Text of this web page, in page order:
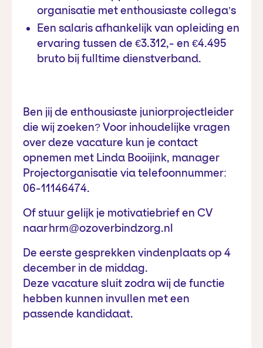
organisatie met enthousiaste collega’s
Een salaris afhankelijk van opleiding en
ervaring tussen de €3.312,- en €4.495
bruto bij fulltime dienstverband.
Ben jij de enthousiaste juniorprojectleider
die wij zoeken? Voor inhoudelijke vragen
over deze vacature kun je contact
opnemen met Linda Booijink, manager
Projectorganisatie via telefoonnummer:
06-11146474.
Of stuur gelijk je motivatiebrief en CV
naar hrm@ozoverbindzorg.nl
De eerste gesprekken vindenplaats op 4
december in de middag.
Deze vacature sluit zodra wij de functie
hebben kunnen invullen met een
passende kandidaat.